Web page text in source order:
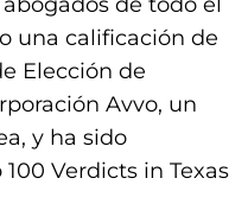
de todo el
una calificación de
Elección de
Avvo, un
y ha sido
Verdicts in Texas